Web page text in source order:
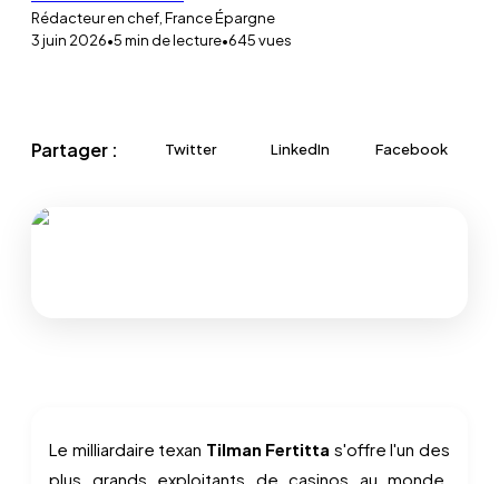
Rédacteur en chef, France Épargne
3 juin 2026•5min de lecture•645vues
Partager : Twitter LinkedIn Facebook
Le milliardaire texan Tilman Fertitta s'offre l'un des
plus grands exploitants de casinos au monde.